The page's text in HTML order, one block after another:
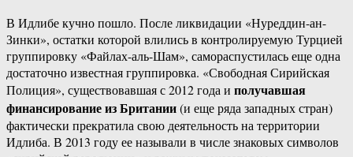
В Идлибе кучно пошло. После ликвидации «Нуреддин-ан-
Зинки», остатки которой влились в контролируемую Турцией
группировку «Файлах-аль-Шам», самораспустилась еще одна
достаточно известная группировка. «Свободная Сирийская
Полиция», существовавшая с 2012 года и получавшая
финансирование из Британии(и еще ряда западных стран)
фактически прекратила свою деятельность на территории
Идлиба. В 2013 году ее называли в числе знаковых символов